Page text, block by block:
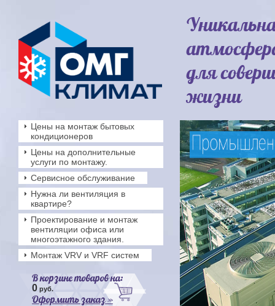
для
жизни
Цены на монтаж бытовых
кондиционеров
Цены на дополнительные
услуги по монтажу.
Сервисное обслуживание
Нужна ли вентиляция в
квартире?
Проектирование и монтаж
вентиляции офиса или
многоэтажного здания.
Монтаж VRV и VRF систем
В корзине товаров на:
0 руб.
Оформить заказ »